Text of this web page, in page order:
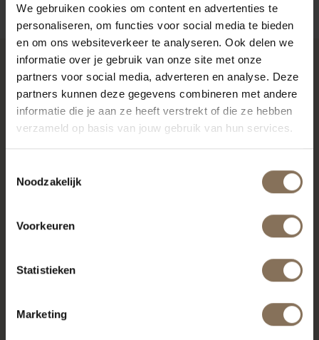
We gebruiken cookies om content en advertenties te
personaliseren, om functies voor social media te bieden
en om ons websiteverkeer te analyseren. Ook delen we
informatie over je gebruik van onze site met onze
partners voor social media, adverteren en analyse. Deze
partners kunnen deze gegevens combineren met andere
informatie die je aan ze heeft verstrekt of die ze hebben
verzameld op basis van jouw gebruik van hun services.
Noodzakelijk
Voorkeuren
Statistieken
Marketing
RECENT BEKEKEN
VANAF